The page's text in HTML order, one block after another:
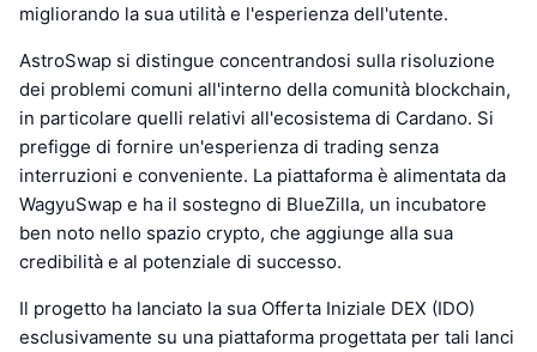
migliorando la sua utilità e l'esperienza dell'utente.
AstroSwap si distingue concentrandosi sulla risoluzione
dei problemi comuni all'interno della comunità blockchain,
in particolare quelli relativi all'ecosistema di Cardano. Si
prefigge di fornire un'esperienza di trading senza
interruzioni e conveniente. La piattaforma è alimentata da
WagyuSwap e ha il sostegno di BlueZilla, un incubatore
ben noto nello spazio crypto, che aggiunge alla sua
credibilità e al potenziale di successo.
Il progetto ha lanciato la sua Offerta Iniziale DEX (IDO)
esclusivamente su una piattaforma progettata per tali lanci